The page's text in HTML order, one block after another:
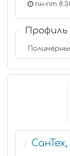
пн-пт
Профиль
2